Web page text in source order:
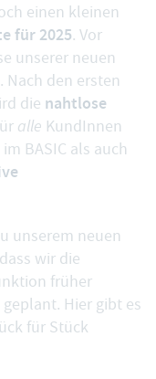
einen kleinen
für 2025. Vor
unserer neuen
Nach den ersten
die nahtlose
alle KundInnen
BASIC als auch
unserem neuen
wir die
früher
Hier gibt es
für Stück